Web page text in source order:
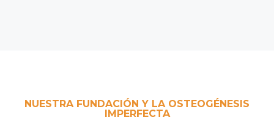
NUESTRA FUNDACIÓN Y LA OSTEOGÉNESIS
IMPERFECTA